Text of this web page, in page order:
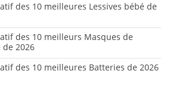
des 10 meilleures Lessives bébé de
des 10 meilleurs Masques de
de 2026
des 10 meilleures Batteries de 2026